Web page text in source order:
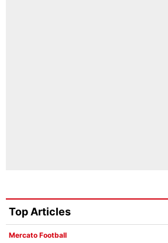
Top Articles
Mercato Football